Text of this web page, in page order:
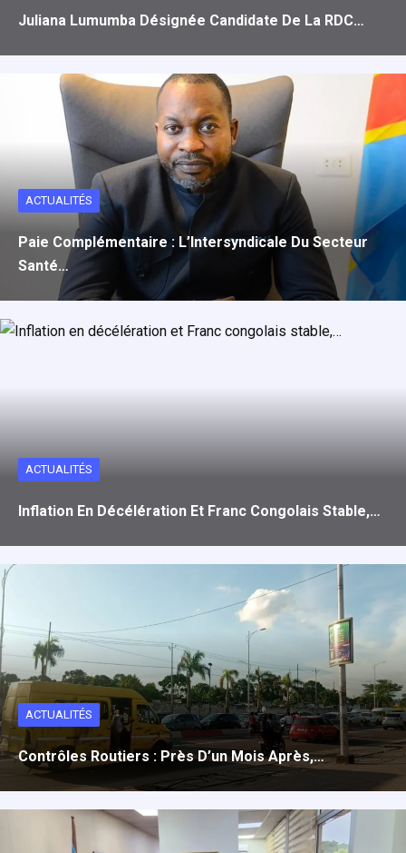
Juliana Lumumba Désignée Candidate De La RDC…
ACTUALITÉS
Paie Complémentaire : L’Intersyndicale Du Secteur
Santé…
ACTUALITÉS
Inflation En Décélération Et Franc Congolais Stable,…
ACTUALITÉS
Contrôles Routiers : Près D’un Mois Après,…